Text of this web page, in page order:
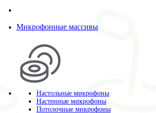
Микрофонные массивы
Настольные микрофоны
Настенные микрофоны
Потолочные микрофоны